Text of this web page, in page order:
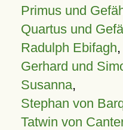
Primus und
Quartus und
Radulph Ebifagh,
Gerhard und
Susanna,
Stephan von
Tatwin von